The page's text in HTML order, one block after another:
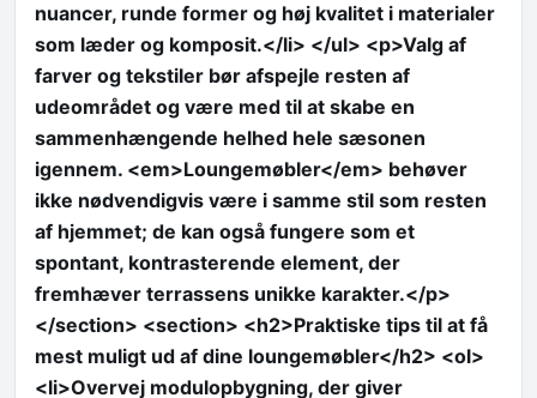
nuancer, runde former og høj kvalitet i materialer
som læder og komposit.</li> </ul> <p>Valg af
farver og tekstiler bør afspejle resten af
udeområdet og være med til at skabe en
sammenhængende helhed hele sæsonen
igennem. <em>Loungemøbler</em> behøver
ikke nødvendigvis være i samme stil som resten
af hjemmet; de kan også fungere som et
spontant, kontrasterende element, der
fremhæver terrassens unikke karakter.</p>
</section> <section> <h2>Praktiske tips til at få
mest muligt ud af dine loungemøbler</h2> <ol>
<li>Overvej modulopbygning, der giver